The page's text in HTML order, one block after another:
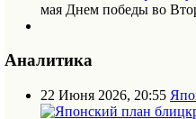
мая Днем победы во
Аналитика
22 Июня 2026, 20:55